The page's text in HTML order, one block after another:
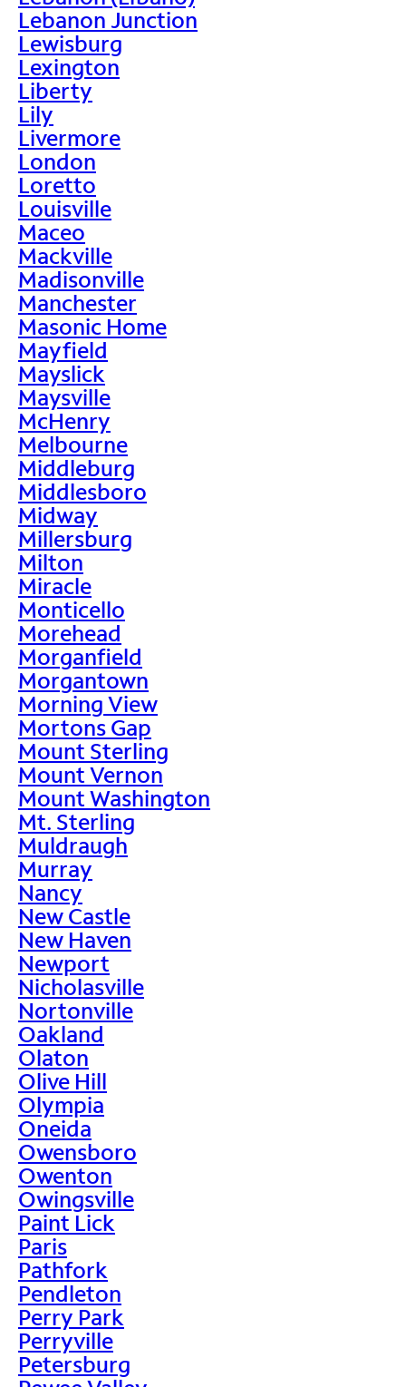
Lebanon Junction
Lewisburg
Lexington
Liberty
Lily
Livermore
London
Loretto
Louisville
Maceo
Mackville
Madisonville
Manchester
Masonic Home
Mayfield
Mayslick
Maysville
McHenry
Melbourne
Middleburg
Middlesboro
Midway
Millersburg
Milton
Miracle
Monticello
Morehead
Morganfield
Morgantown
Morning View
Mortons Gap
Mount Sterling
Mount Vernon
Mount Washington
Mt. Sterling
Muldraugh
Murray
Nancy
New Castle
New Haven
Newport
Nicholasville
Nortonville
Oakland
Olaton
Olive Hill
Olympia
Oneida
Owensboro
Owenton
Owingsville
Paint Lick
Paris
Pathfork
Pendleton
Perry Park
Perryville
Petersburg